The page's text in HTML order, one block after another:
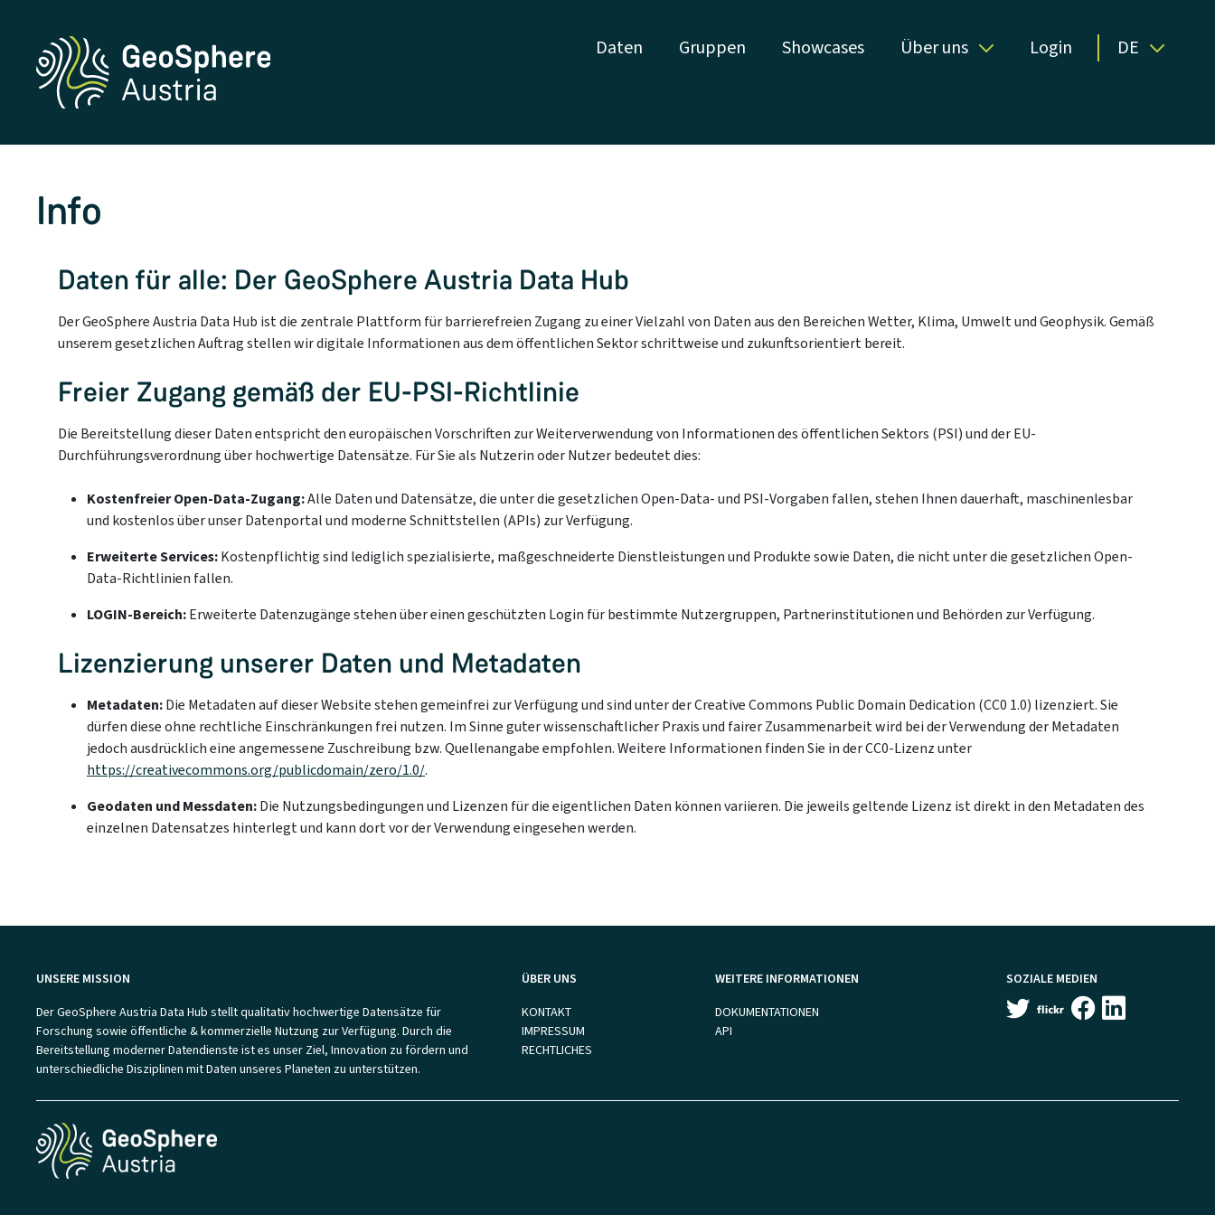
Daten Gruppen Showcases Über uns Login DE
Info
Daten für alle: Der GeoSphere Austria Data Hub
Der GeoSphere Austria Data Hub ist die zentrale Plattform für barrierefreien Zugang zu einer Vielzahl von Daten aus den Bereichen Wetter, Klima, Umwelt und Geophysik. Gemäß
unserem gesetzlichen Auftrag stellen wir digitale Informationen aus dem öffentlichen Sektor schrittweise und zukunftsorientiert bereit.
Freier Zugang gemäß der EU-PSI-Richtlinie
Die Bereitstellung dieser Daten entspricht den europäischen Vorschriften zur Weiterverwendung von Informationen des öffentlichen Sektors (PSI) und der EU-
Durchführungsverordnung über hochwertige Datensätze. Für Sie als Nutzerin oder Nutzer bedeutet dies:
Kostenfreier Open-Data-Zugang:Alle Daten und Datensätze, die unter die gesetzlichen Open-Data- und PSI-Vorgaben fallen, stehen Ihnen dauerhaft, maschinenlesbar
und kostenlos über unser Datenportal und moderne Schnittstellen (APIs) zur Verfügung.
Erweiterte Services:Kostenpflichtig sind lediglich spezialisierte, maßgeschneiderte Dienstleistungen und Produkte sowie Daten, die nicht unter die gesetzlichen Open-
Data-Richtlinien fallen.
LOGIN-Bereich:Erweiterte Datenzugänge stehen über einen geschützten Login für bestimmte Nutzergruppen, Partnerinstitutionen und Behörden zur Verfügung.
Lizenzierung unserer Daten und Metadaten
Metadaten:Die Metadaten auf dieser Website stehen gemeinfrei zur Verfügung und sind unter der Creative Commons Public Domain Dedication (CC0 1.0) lizenziert. Sie
dürfen diese ohne rechtliche Einschränkungen frei nutzen. Im Sinne guter wissenschaftlicher Praxis und fairer Zusammenarbeit wird bei der Verwendung der Metadaten
jedoch ausdrücklich eine angemessene Zuschreibung bzw. Quellenangabe empfohlen. Weitere Informationen finden Sie in der CC0-Lizenz unter
https://creativecommons.org/publicdomain/zero/1.0/.
Geodaten und Messdaten:Die Nutzungsbedingungen und Lizenzen für die eigentlichen Daten können variieren. Die jeweils geltende Lizenz ist direkt in den Metadaten des
einzelnen Datensatzes hinterlegt und kann dort vor der Verwendung eingesehen werden.
UNSERE MISSION
Der GeoSphere Austria Data Hub stellt qualitativ hochwertige Datensätze für
Forschung sowie öffentliche & kommerzielle Nutzung zur Verfügung. Durch die
Bereitstellung moderner Datendienste ist es unser Ziel, Innovation zu fördern und
unterschiedliche Disziplinen mit Daten unseres Planeten zu unterstützen.
ÜBER UNS
KONTAKT
IMPRESSUM
RECHTLICHES
WEITERE INFORMATIONEN
DOKUMENTATIONEN
API
SOZIALE MEDIEN